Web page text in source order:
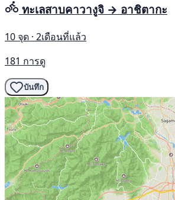
ทะเลสาบคาวางูจิ → อาชิตากะ
10 จุด · 2เดือนที่แล้ว
181 การดู
บันทึก